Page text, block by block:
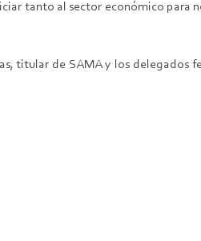
tanto al sector económico para
titular de SAMA y los delegados